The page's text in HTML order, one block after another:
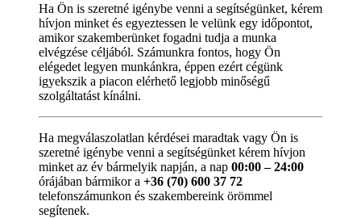
Ha Ön is szeretné igénybe venni a segítségünket, kérem
hívjon minket és egyeztessen le velünk egy időpontot,
amikor szakemberünket fogadni tudja a munka
elvégzése céljából. Számunkra fontos, hogy Ön
elégedet legyen munkánkra, éppen ezért cégünk
igyekszik a piacon elérhető legjobb minőségű
szolgáltatást kínálni.
Ha megválaszolatlan kérdései maradtak vagy Ön is
szeretné igénybe venni a segítségünket kérem hívjon
minket az év bármelyik napján, a nap 00:00 – 24:00
órájában bármikor a +36 (70) 600 37 72
telefonszámunkon és szakembereink örömmel
segítenek.